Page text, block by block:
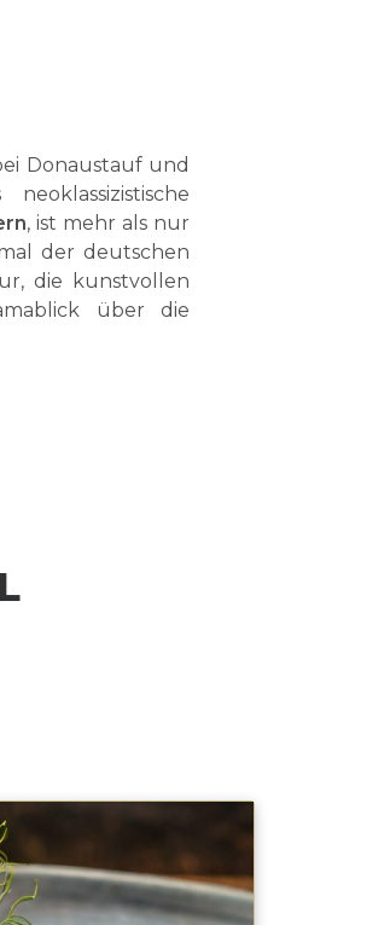
Donaustauf und
, ist mehr als nur
der deutschen
die kunstvollen
über die